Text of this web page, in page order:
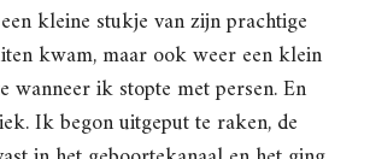
kleine stukje van zijn prachtige
kwam, maar ook weer een klein
wanneer ik stopte met persen. En
Ik begon uitgeput te raken, de